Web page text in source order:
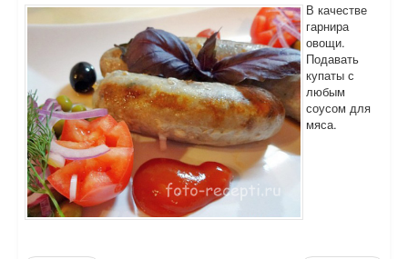
В качестве
гарнира
овощи.
Подавать
купаты с
любым
соусом для
мяса.